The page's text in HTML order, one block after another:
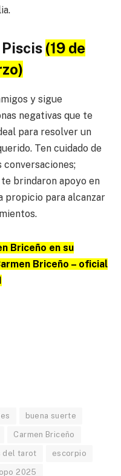
(19 de
y sigue
negativas que te
para resolver un
Ten cuidado de
conversaciones;
brindaron apoyo en
propicio para alcanzar
Briceño en su
Briceño – oficial
buena suerte
Carmen Briceño
del tarot escorpio
2025